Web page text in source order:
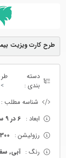
طرح کارت ویزیت
دسته
بندی :
شناسه مطلب :
ابعاد : 6 در 9 سانتی متر
رزولیشن : 300 پیکسل
رنگ : آبی,